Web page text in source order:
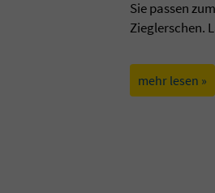
Sie passen
Zieglerschen.
mehr lesen »